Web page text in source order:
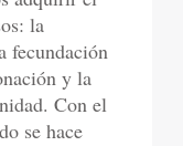
la
fecundación
y la
Con el
se hace